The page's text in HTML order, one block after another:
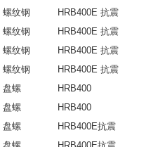
螺纹钢
HRB400E 抗震
螺纹钢
HRB400E 抗震
螺纹钢
HRB400E 抗震
螺纹钢
HRB400E 抗震
盘螺
HRB400
盘螺
HRB400
盘螺
HRB400E抗震